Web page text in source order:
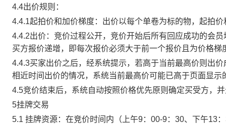
4.4出价规则：
4.4.1起拍价和加价梯度：出价以每个单卷为标的物，起拍
4.4.2出价：竞价过程公开，竞价开始后所有回应成功的会
买方报价递增，即每次报价必须大于前一个报价且为价格
4.4.3买家出价之后，经系统提示，若高于当前最高价则出
相近时间出价的情况，系统当前最高价可能已高于页面显示
4.5竞价结束后，系统自动按照价格优先原则确定买受方，
5挂牌交易
5.1 挂牌资源：在竞价时间内（上午9：00-9：30、下午13